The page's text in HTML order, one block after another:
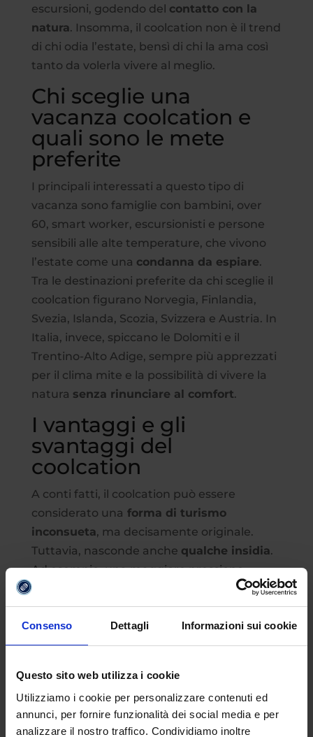
Consenso Dettagli Informazioni sui cookie
Questo sito web utilizza i cookie
Utilizziamo i cookie per personalizzare contenuti ed
annunci, per fornire funzionalità dei social media e per
analizzare il nostro traffico. Condividiamo inoltre
escursioni, godendo del contatto con la
natura. Insomma, il coolcation non è il trend
di chi odia l’estate, bensì di chi la ama così
tanto da volerla vivere al meglio.
Chi sceglie una
vacanza coolcation e
quali sono le mete
preferite
I principali interessati a questo tipo di
vacanza sono famiglie con bambini, over
60, smart worker, escursionisti e persone
sensibili alle alte temperature, che vivono
l’estate come una condanna da espiare.
Tra le destinazioni preferite da chi sceglie il
coolcation figurano Norvegia, Finlandia,
Svezia, Islanda, Scozia, Svizzera e Austria. In
Italia, invece, spiccano le Dolomiti e il
Trentino-Alto Adige, sempre più apprezzati
per il clima mite e la possibilità di vivere la
natura senza rinunciare al comfort.
I vantaggi e gli
svantaggi del
coolcation
A conti fatti, il coolcation può essere
considerato una forma di turismo
inconsueta, ma decisamente originale.
Tuttavia, nasconde anche qualche insidia.
Ad esempio, una maggiore pressione
turistica
sulle regioni nordiche, problemi di
capacità ricettiva e possibili difficoltà
economiche per alcune località
tradizionalmente estive, qualora gli arrivi
provarlo per stabilire se, nel vostro caso,
prevalgono i benefici o gli svantaggi.